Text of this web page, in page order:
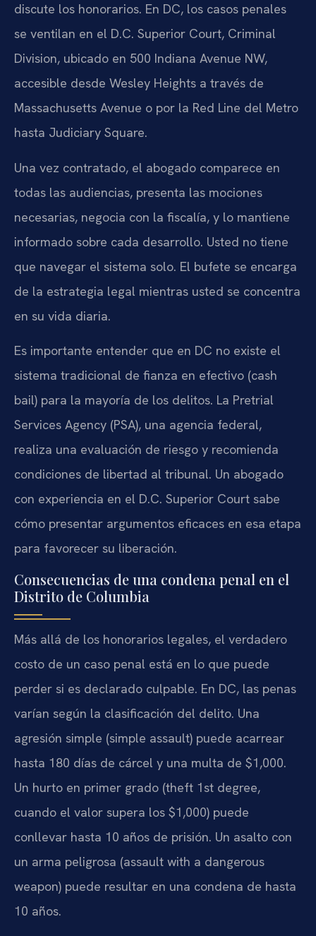
discute los honorarios. En DC, los casos penales
se ventilan en el D.C. Superior Court, Criminal
Division, ubicado en 500 Indiana Avenue NW,
accesible desde Wesley Heights a través de
Massachusetts Avenue o por la Red Line del Metro
hasta Judiciary Square.
Una vez contratado, el abogado comparece en
todas las audiencias, presenta las mociones
necesarias, negocia con la fiscalía, y lo mantiene
informado sobre cada desarrollo. Usted no tiene
que navegar el sistema solo. El bufete se encarga
de la estrategia legal mientras usted se concentra
en su vida diaria.
Es importante entender que en DC no existe el
sistema tradicional de fianza en efectivo (cash
bail) para la mayoría de los delitos. La Pretrial
Services Agency (PSA), una agencia federal,
realiza una evaluación de riesgo y recomienda
condiciones de libertad al tribunal. Un abogado
con experiencia en el D.C. Superior Court sabe
cómo presentar argumentos eficaces en esa etapa
para favorecer su liberación.
Consecuencias de una condena penal en el
Distrito de Columbia
Más allá de los honorarios legales, el verdadero
costo de un caso penal está en lo que puede
perder si es declarado culpable. En DC, las penas
varían según la clasificación del delito. Una
agresión simple (simple assault) puede acarrear
hasta 180 días de cárcel y una multa de $1,000.
Un hurto en primer grado (theft 1st degree,
cuando el valor supera los $1,000) puede
conllevar hasta 10 años de prisión. Un asalto con
un arma peligrosa (assault with a dangerous
weapon) puede resultar en una condena de hasta
10 años.